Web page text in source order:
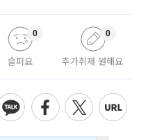
슬퍼요
0
추가취재 원해요
0